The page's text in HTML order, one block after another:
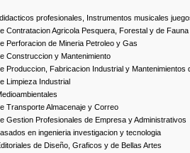
profesionales, Instrumentos musicales
Contratacion Agricola Pesquera, Forestal y de Fauna
Perforacion de Mineria Petroleo y Gas
Construccion y Mantenimiento
Produccion, Fabricacion Industrial y Mantenimientos
Limpieza Industrial
Transporte Almacenaje y Correo
Gestion Profesionales de Empresa y Administrativos
en ingenieria investigacion y tecnologia
de Diseño, Graficos y de Bellas Artes